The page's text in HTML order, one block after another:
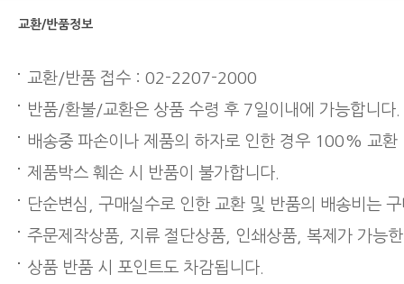
교환/반품정보
교환/반품 접수 : 02-2207-2000
반품/환불/교환은 상품 수령 후 7일이내에 가능합니다.
배송중 파손이나 제품의 하자로 인한 경우 100% 교환
제품박스 훼손 시 반품이 불가합니다.
단순변심, 구매실수로 인한 교환 및 반품의 배송비는
주문제작상품, 지류 절단상품, 인쇄상품, 복제가 가능
상품 반품 시 포인트도 차감됩니다.